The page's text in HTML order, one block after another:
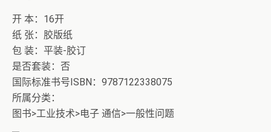
开 本：16开
纸 张：胶版纸
包 装：平装-胶订
是否套装：否
国际标准书号ISBN：9787122338075
所属分类：
图书>工业技术>电子 通信>一般性问题